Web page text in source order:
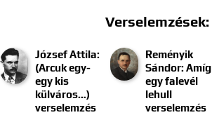
Verselemzések:
József Attila:
(Arcuk egy-
egy kis
külváros…)
verselemzés
Reményik
Sándor: Amíg
egy falevél
lehull
verselemzés